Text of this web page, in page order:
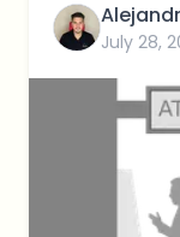
economía.
este
una
Blockchain.
donde
pieza
Blockchain a
July 28,